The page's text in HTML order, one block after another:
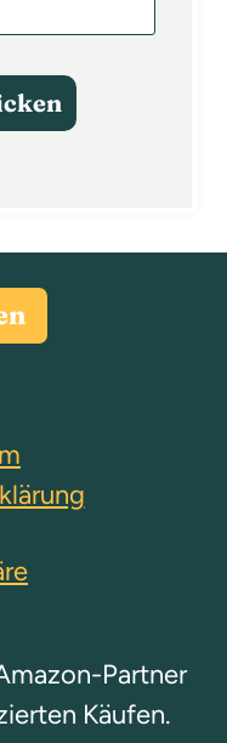
Partner
Käufen.